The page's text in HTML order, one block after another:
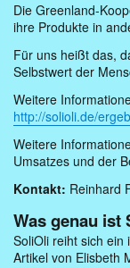
Die Greenland-
ihre Produkte in
Für uns heißt das,
Selbstwert der
Weitere
http://solioli.de/
Weitere
Umsatzes und der
Kontakt: Reinhard
Was genau ist
SoliOli reiht sich
Artikel von Elisbeth